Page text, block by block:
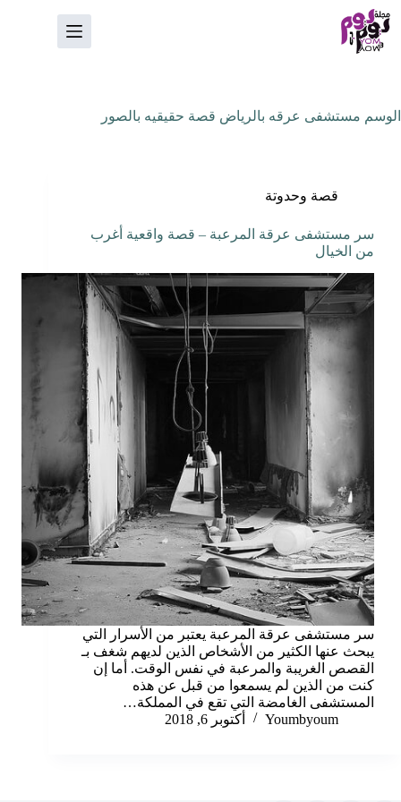
التجاوز
إلى
المحتوى
الوسم مستشفى عرقه بالرياض قصة حقيقيه بالصور
قصة وحدوتة
سر مستشفى عرقة المرعبة – قصة واقعية أغرب
من الخيال
سر مستشفى عرقة المرعبة يعتبر من الأسرار التي
يبحث عنها الكثير من الأشخاص الذين لديهم شغف بـ
القصص الغريبة والمرعبة في نفس الوقت. أما إن
كنت من الذين لم يسمعوا من قبل عن هذه
المستشفى الغامضة التي تقع في المملكة…
Youmbyoum
أكتوبر 6, 2018